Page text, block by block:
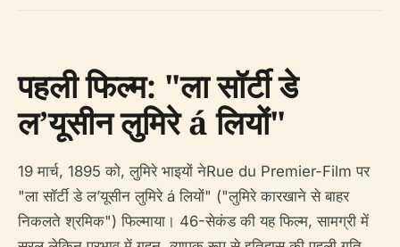
पहली फिल्म: "ला सॉर्टी डे
ल’यूसीन लुमिरे á लियों"
19 मार्च, 1895 को, लुमिरे भाइयों नेRue du Premier-Film पर
"ला सॉर्टी डे ल’यूसीन लुमिरे á लियों" ("लुमिरे कारखाने से बाहर
निकलते श्रमिक") फिल्माया। 46-सेकंड की यह फिल्म, सामग्री में